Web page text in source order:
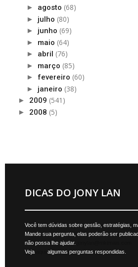
► agosto (68)
► julho (80)
► junho (69)
► maio (64)
► abril (76)
► março (85)
► fevereiro (60)
► janeiro (38)
► 2009 (541)
► 2008 (5)
DICAS DO JONY LAN
Você tem dúvidas sobre gestão, estratégias,
Mande sua pergunta, elas poderão ser
não possa lhe ajudar.
Veja
algumas perguntas respondidas.